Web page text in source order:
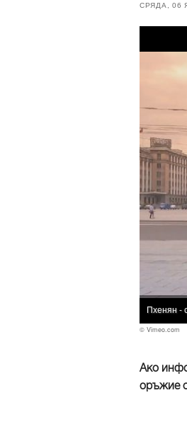
СРЯДА, 06
Пхенян -
© Vimeo.com
Ако
оръжие